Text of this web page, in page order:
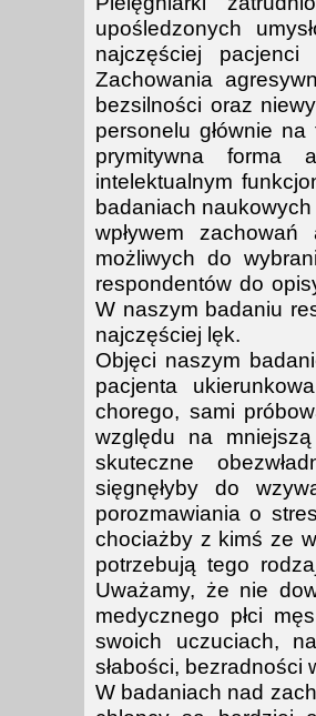
upośledzonych
najczęściej
Zachowania
bezsilności oraz
personelu głównie
prymitywna forma
intelektualnym
badaniach
wpływem
możliwych do
respondentów do
W naszym badaniu
najczęściej lęk.
Objęci naszym
pacjenta
chorego, sami
względu na
skuteczne
sięgnęłyby do
porozmawiania o
chociażby z kimś ze
potrzebują tego
Uważamy, że nie
medycznego płci
swoich uczuciach,
słabości, bezradności
W badaniach nad